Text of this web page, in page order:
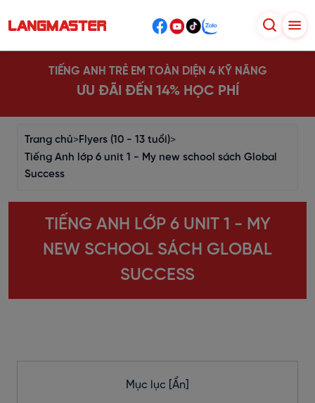
TIẾNG ANH TRẺ EM TOÀN DIỆN 4 KỸ NĂNG
ƯU ĐÃI ĐẾN 14% HỌC PHÍ
Trang chủ>Flyers (10 - 13 tuổi)>
Tiếng Anh lớp 6 unit 1 - My new school sách Global
Success
TIẾNG ANH LỚP 6 UNIT 1 - MY
NEW SCHOOL SÁCH GLOBAL
SUCCESS
Mục lục [Ẩn]